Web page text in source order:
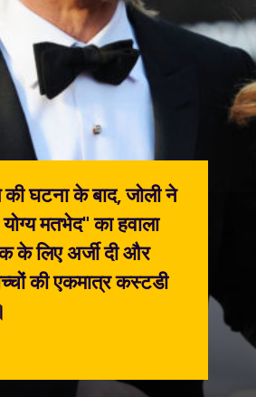
की घटना के बाद, जोली ने
मतभेद" का हवाला
के लिए अर्जी दी और
की एकमात्र कस्टडी